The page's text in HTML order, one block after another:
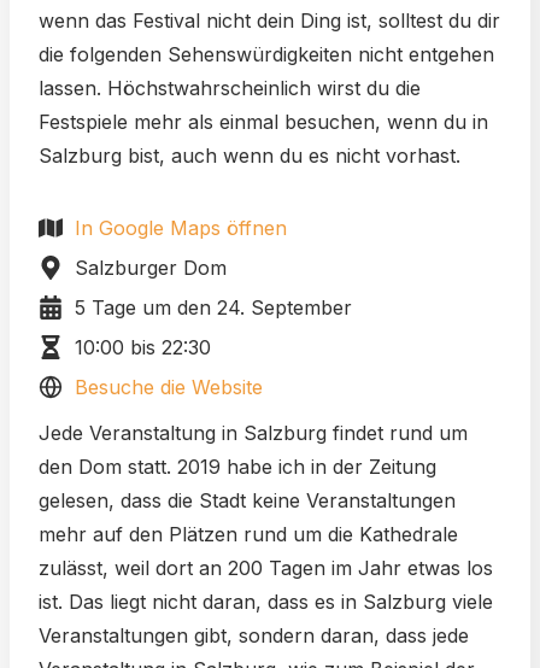
wenn das Festival nicht dein Ding ist, solltest du dir
die folgenden Sehenswürdigkeiten nicht entgehen
lassen. Höchstwahrscheinlich wirst du die
Festspiele mehr als einmal besuchen, wenn du in
Salzburg bist, auch wenn du es nicht vorhast.
In Google Maps öffnen
Salzburger Dom
5 Tage um den 24. September
10:00 bis 22:30
Besuche die Website
Jede Veranstaltung in Salzburg findet rund um
den Dom statt. 2019 habe ich in der Zeitung
gelesen, dass die Stadt keine Veranstaltungen
mehr auf den Plätzen rund um die Kathedrale
zulässt, weil dort an 200 Tagen im Jahr etwas los
ist. Das liegt nicht daran, dass es in Salzburg viele
Veranstaltungen gibt, sondern daran, dass jede